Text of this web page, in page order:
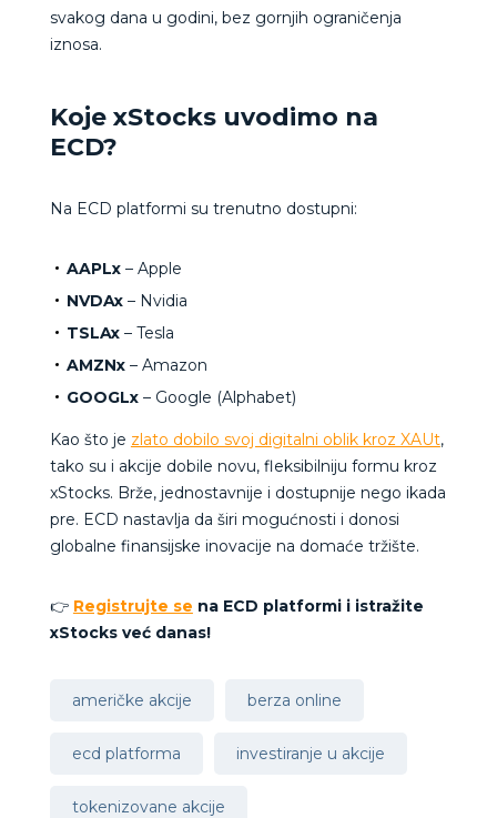
svakog dana u godini, bez gornjih ograničenja
iznosa.
Koje xStocks uvodimo na
ECD?
Na ECD platformi su trenutno dostupni:
AAPLx– Apple
NVDAx– Nvidia
TSLAx– Tesla
AMZNx– Amazon
GOOGLx– Google (Alphabet)
Kao što je zlato dobilo svoj digitalni oblik kroz XAUt,
tako su i akcije dobile novu, fleksibilniju formu kroz
xStocks. Brže, jednostavnije i dostupnije nego ikada
pre. ECD nastavlja da širi mogućnosti i donosi
globalne finansijske inovacije na domaće tržište.
👉 Registrujte se na ECD platformi i istražite
xStocks već danas!
američke akcije berza online
ecd platforma investiranje u akcije
tokenizovane akcije